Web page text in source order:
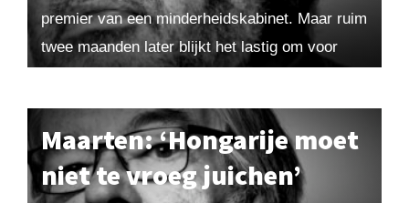
premier van een minderheidskabinet. Maar ruim
twee maanden later blijkt het lastig om voor
Maarten: ‘Hongarije moet
niet te vroeg juichen’